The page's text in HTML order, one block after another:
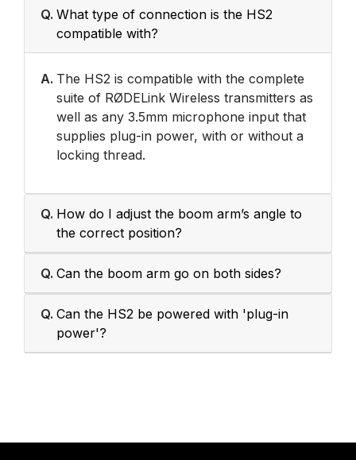
Q. What type of connection is the HS2
compatible with?
A. The HS2 is compatible with the complete
suite of RØDELink Wireless transmitters as
well as any 3.5mm microphone input that
supplies plug-in power, with or without a
locking thread.
Q. How do I adjust the boom arm’s angle to
the correct position?
Q. Can the boom arm go on both sides?
Q. Can the HS2 be powered with 'plug-in
power'?